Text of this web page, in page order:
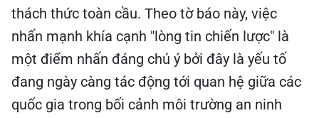
thách thức toàn cầu. Theo tờ báo này, việc
nhấn mạnh khía cạnh "lòng tin chiến lược" là
một điểm nhấn đáng chú ý bởi đây là yếu tố
đang ngày càng tác động tới quan hệ giữa các
quốc gia trong bối cảnh môi trường an ninh